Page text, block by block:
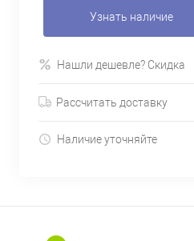
Узнать наличие
Нашли дешевле? Скидка
Рассчитать доставку
Наличие уточняйте